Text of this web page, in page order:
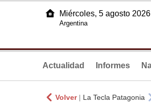
Miércoles, 5 agosto 2026
Argentina
Actualidad Informes
Volver| La Tecla Patagonia